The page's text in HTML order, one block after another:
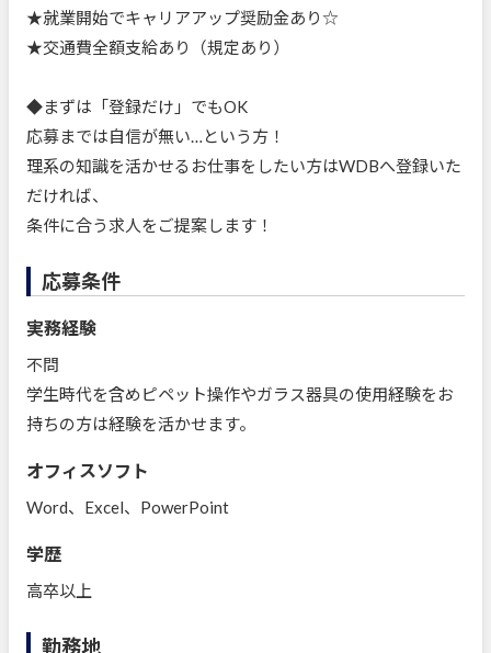
★就業開始でキャリアアップ奨励金あり☆
★交通費全額支給あり（規定あり）
◆まずは「登録だけ」でもOK
応募までは自信が無い…という方！
理系の知識を活かせるお仕事をしたい方はWDBへ登録いた
だければ、
条件に合う求人をご提案します！
応募条件
実務経験
不問
学生時代を含めピペット操作やガラス器具の使用経験をお
持ちの方は経験を活かせます。
オフィスソフト
Word、Excel、PowerPoint
学歴
高卒以上
勤務地